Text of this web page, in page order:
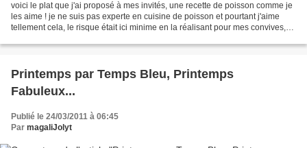
voici le plat que j'ai proposé à mes invités, une recette de poisson comme je
les aime ! je ne suis pas experte en cuisine de poisson et pourtant j'aime
tellement cela, le risque était ici minime en la réalisant pour mes convives,
Printemps par Temps Bleu, Printemps
Fabuleux...
Publié le 24/03/2011 à 06:45
Par magaliJolyt